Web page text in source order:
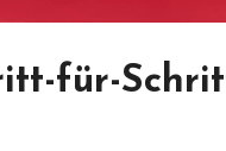
für-